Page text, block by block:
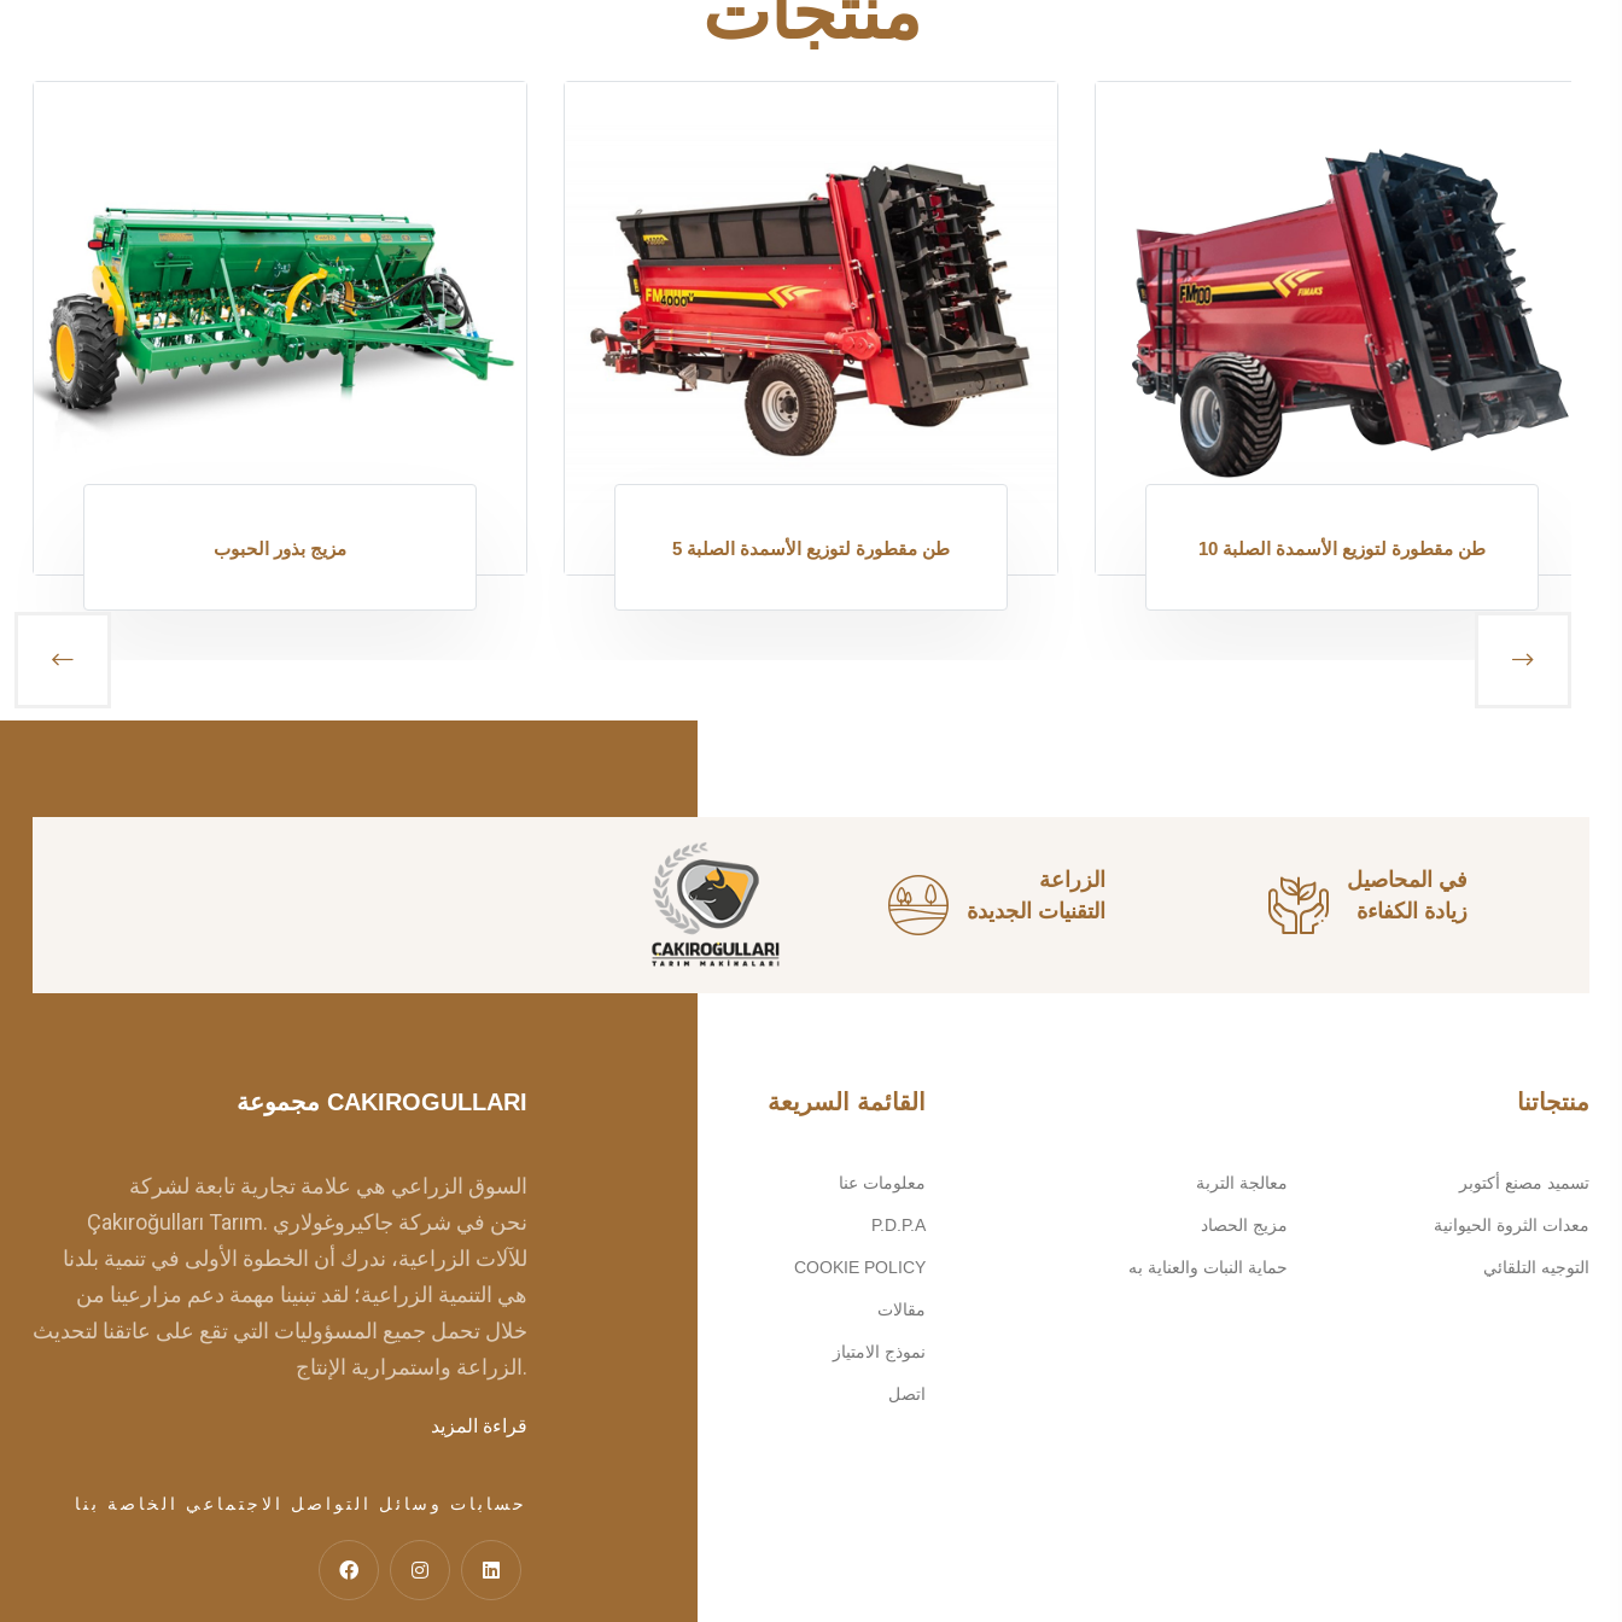
مزيج بذور الحبوب 5 طن مقطورة لتوزيع الأسمدة الصلبة 10 طن مقطورة لتوزيع الأسمدة الصلبة
الزراعة
التقنيات الجديدة
في المحاصيل
زيادة الكفاءة
مجموعة CAKIROGULLARI
السوق الزراعي هي علامة تجارية تابعة لشركة
Çakıroğulları Tarım. نحن في شركة جاكيروغولاري
للآلات الزراعية، ندرك أن الخطوة الأولى في تنمية بلدنا
هي التنمية الزراعية؛ لقد تبنينا مهمة دعم مزارعينا من
خلال تحمل جميع المسؤوليات التي تقع على عاتقنا لتحديث
الزراعة واستمرارية الإنتاج.
قراءة المزيد
حسابات وسائل التواصل الاجتماعي الخاصة بنا
القائمة السريعة
معلومات عنا
P.D.P.A
COOKIE POLICY
مقالات
نموذج الامتياز
اتصل
منتجاتنا
معالجة التربة تسميد مصنع أكتوبر
مزيج الحصاد معدات الثروة الحيوانية
حماية النبات والعناية به التوجيه التلقائي